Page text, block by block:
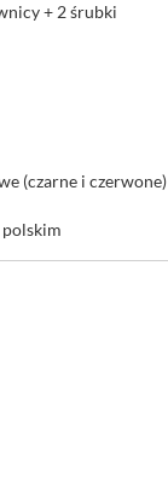
+ 2 śrubki
(czarne i czerwone)